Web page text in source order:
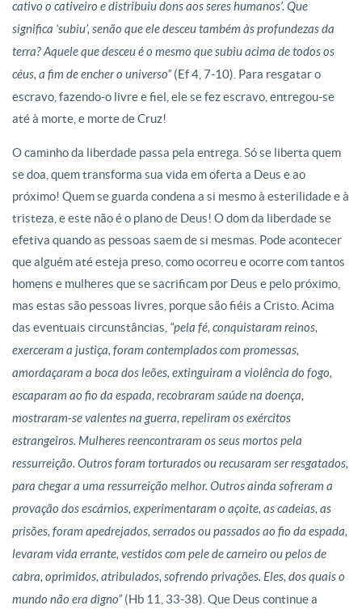
cativo o cativeiro e distribuiu dons aos seres humanos’. Que
significa ‘subiu’, senão que ele desceu também às profundezas da
terra? Aquele que desceu é o mesmo que subiu acima de todos os
céus, a fim de encher o universo”(Ef 4, 7-10). Para resgatar o
escravo, fazendo-o livre e fiel, ele se fez escravo, entregou-se
até à morte, e morte de Cruz!
O caminho da liberdade passa pela entrega. Só se liberta quem
se doa, quem transforma sua vida em oferta a Deus e ao
próximo! Quem se guarda condena a si mesmo à esterilidade e à
tristeza, e este não é o plano de Deus! O dom da liberdade se
efetiva quando as pessoas saem de si mesmas. Pode acontecer
que alguém até esteja preso, como ocorreu e ocorre com tantos
homens e mulheres que se sacrificam por Deus e pelo próximo,
mas estas são pessoas livres, porque são fiéis a Cristo. Acima
das eventuais circunstâncias, “pela fé, conquistaram reinos,
exerceram a justiça, foram contemplados com promessas,
amordaçaram a boca dos leões, extinguiram a violência do fogo,
escaparam ao fio da espada, recobraram saúde na doença,
mostraram-se valentes na guerra, repeliram os exércitos
estrangeiros. Mulheres reencontraram os seus mortos pela
ressurreição. Outros foram torturados ou recusaram ser resgatados,
para chegar a uma ressurreição melhor. Outros ainda sofreram a
provação dos escárnios, experimentaram o açoite, as cadeias, as
prisões, foram apedrejados, serrados ou passados ao fio da espada,
levaram vida errante, vestidos com pele de carneiro ou pelos de
cabra, oprimidos, atribulados, sofrendo privações. Eles, dos quais o
mundo não era digno”(Hb 11, 33-38). Que Deus continue a